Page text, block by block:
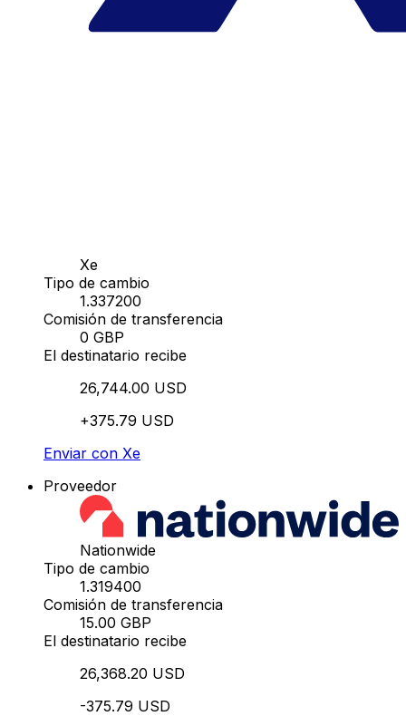
Xe
Tipo de cambio
1.337200
Comisión de transferencia
0 GBP
El destinatario recibe
26,744.00 USD
+375.79 USD
Enviar con Xe
Proveedor
Nationwide
Tipo de cambio
1.319400
Comisión de transferencia
15.00 GBP
El destinatario recibe
26,368.20 USD
-375.79 USD